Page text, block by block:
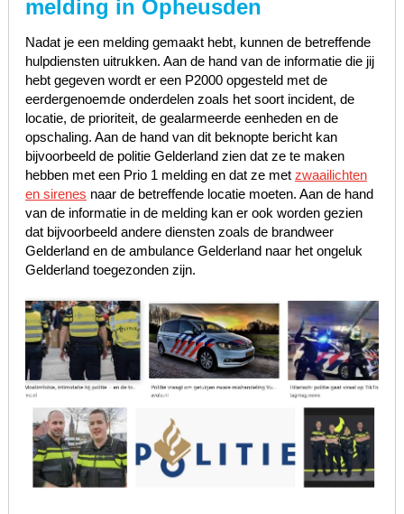
melding in Opheusden
Nadat je een melding gemaakt hebt, kunnen de betreffende
hulpdiensten uitrukken. Aan de hand van de informatie die jij
hebt gegeven wordt er een P2000 opgesteld met de
eerdergenoemde onderdelen zoals het soort incident, de
locatie, de prioriteit, de gealarmeerde eenheden en de
opschaling. Aan de hand van dit beknopte bericht kan
bijvoorbeeld de politie Gelderland zien dat ze te maken
hebben met een Prio 1 melding en dat ze met zwaailichten
en sirenes naar de betreffende locatie moeten. Aan de hand
van de informatie in de melding kan er ook worden gezien
dat bijvoorbeeld andere diensten zoals de brandweer
Gelderland en de ambulance Gelderland naar het ongeluk
Gelderland toegezonden zijn.